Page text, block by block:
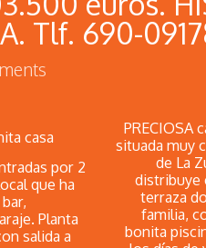
Tlf. 690-
casa
por 2
que ha
Planta
salida a
PRECIOSA
situada muy
de La
distribuye
terraza
familia,
bonita